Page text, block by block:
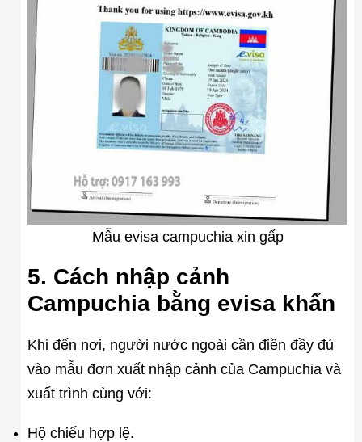
Mẫu evisa campuchia xin gấp
5. Cách nhập cảnh
Campuchia bằng evisa khẩn
Khi đến nơi, người nước ngoài cần điền đầy đủ
vào mẫu đơn xuất nhập cảnh của Campuchia và
xuất trình cùng với:
Hộ chiếu hợp lệ.